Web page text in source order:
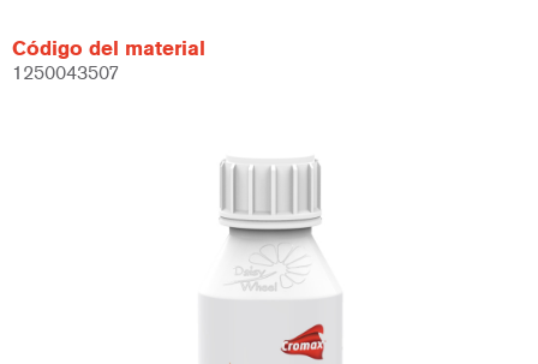
Código del material
1250043507